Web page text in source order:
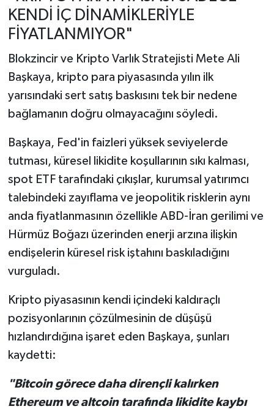
KENDİ İÇ DİNAMİKLERİYLE
FİYATLANMIYOR"
Blokzincir ve Kripto Varlık Stratejisti Mete Ali
Başkaya, kripto para piyasasında yılın ilk
yarısındaki sert satış baskısını tek bir nedene
bağlamanın doğru olmayacağını söyledi.
Başkaya, Fed'in faizleri yüksek seviyelerde
tutması, küresel likidite koşullarının sıkı kalması,
spot ETF tarafındaki çıkışlar, kurumsal yatırımcı
talebindeki zayıflama ve jeopolitik risklerin aynı
anda fiyatlanmasının özellikle ABD-İran gerilimi ve
Hürmüz Boğazı üzerinden enerji arzına ilişkin
endişelerin küresel risk iştahını baskıladığını
vurguladı.
Kripto piyasasının kendi içindeki kaldıraçlı
pozisyonlarının çözülmesinin de düşüşü
hızlandırdığına işaret eden Başkaya, şunları
kaydetti:
"Bitcoin görece daha dirençli kalırken
Ethereum ve altcoin tarafında likidite kaybı